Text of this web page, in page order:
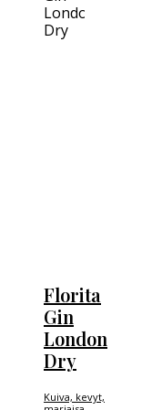
Florita
Gin
London
Dry
Kuiva, kevyt,